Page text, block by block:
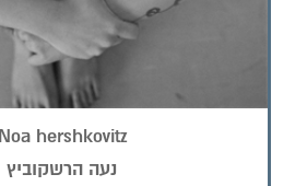
Noa hershkovitz
נעה הרשקוביץ